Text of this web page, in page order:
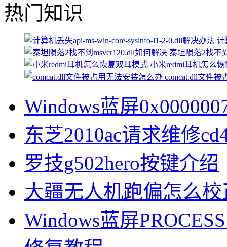
热门知识
计
泰坦陨落2找不
小米redmi耳机怎么
comcat.dll文件被
Windows蓝屏
东芝2010ac请求维修
罗技g502hero按键介绍
大疆无人机跑偏怎么校
Windows蓝屏